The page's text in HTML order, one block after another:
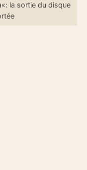
la sortie du disque